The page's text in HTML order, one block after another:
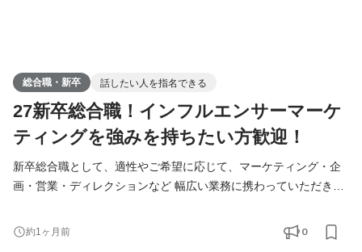
総合職・新卒 話したい人を指名できる
27新卒総合職！インフルエンサーマーケ
ティングを強みを持ちたい方歓迎！
新卒総合職として、適性やご希望に応じて、マーケティング・企
画・営業・ディレクションなど 幅広い業務に携わっていただきま
のディレクション業務からスタートし、実務を通じてSNSマーケ
ティングの基礎を習得。 半年〜1年を目安に、担当クライアント
約1ヶ月前 0